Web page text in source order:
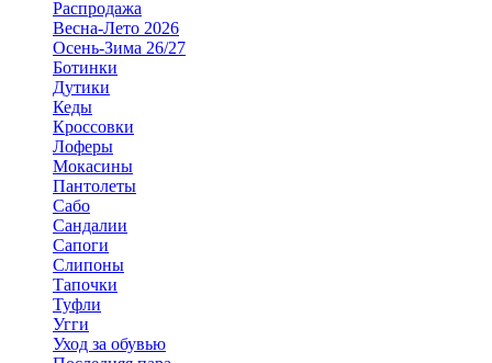
Распродажа
Весна-Лето 2026
Осень-Зима 26/27
Ботинки
Дутики
Кеды
Кроссовки
Лоферы
Мокасины
Пантолеты
Сабо
Сандалии
Сапоги
Слипоны
Тапочки
Туфли
Угги
Уход за обувью